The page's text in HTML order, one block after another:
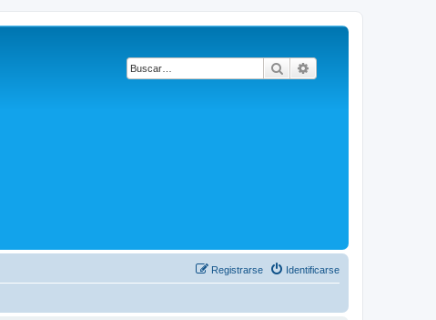
Buscar
Identificarse
Registrarse